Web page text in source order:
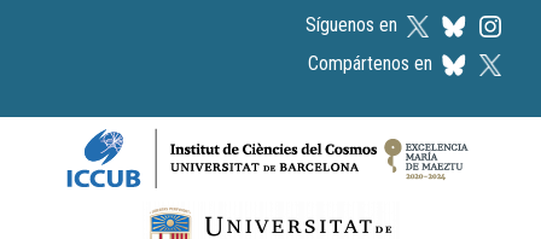
Síguenos en
Compártenos en
Logos footer